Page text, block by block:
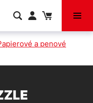
a penové